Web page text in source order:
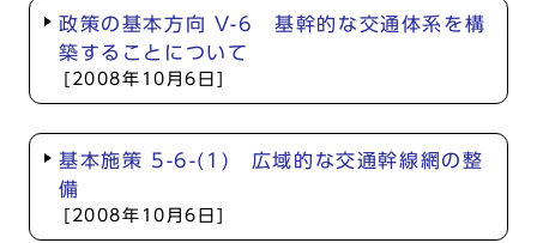
政策の基本方向 V-6 基幹的な交通体系を構
築することについて
[2008年10月6日]
基本施策 5-6-(1) 広域的な交通幹線網の整
備
[2008年10月6日]